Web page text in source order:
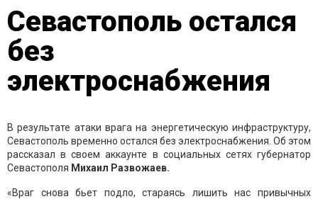
Севастополь остался
без
электроснабжения
В результате атаки врага на энергетическую инфраструктуру,
Севастополь временно остался без электроснабжения. Об этом
рассказал в своем аккаунте в социальных сетях губернатор
Севастополя Михаил Развожаев.
«Враг снова бьет подло, стараясь лишить нас привычных